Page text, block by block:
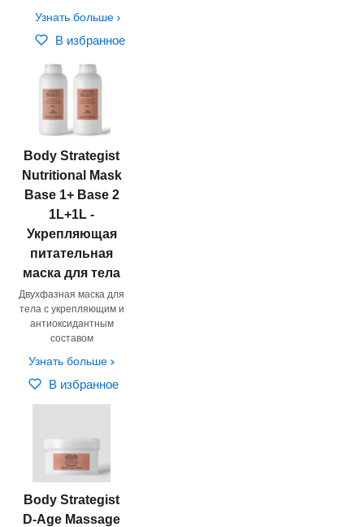
Узнать больше
В избранное
Body Strategist
Nutritional Mask
Base 1+ Base 2
1L+1L -
Укрепляющая
питательная
маска для тела
Двухфазная маска для
тела c укрепляющим и
антиоксидантным
составом
Узнать больше
В избранное
Body Strategist
D-Age Massage